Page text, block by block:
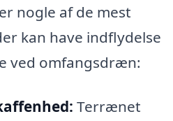
nogle af de mest
kan have indflydelse
ved omfangsdræn:
Terrænet